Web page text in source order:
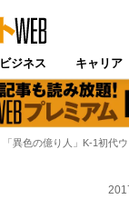
ビジネス キャリア
「異色の億り人」K-1初代